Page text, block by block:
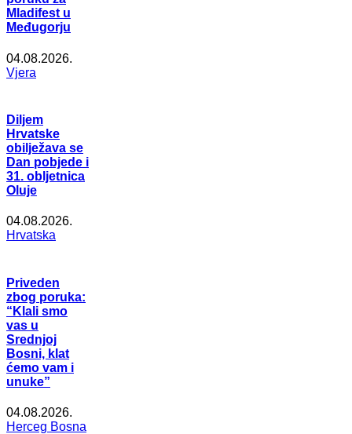
Mladifest u
Međugorju
04.08.2026.
Vjera
Diljem
Hrvatske
obilježava se
Dan pobjede i
31. obljetnica
Oluje
04.08.2026.
Hrvatska
Priveden
zbog poruka:
“Klali smo
vas u
Srednjoj
Bosni, klat
ćemo vam i
unuke”
04.08.2026.
Herceg Bosna